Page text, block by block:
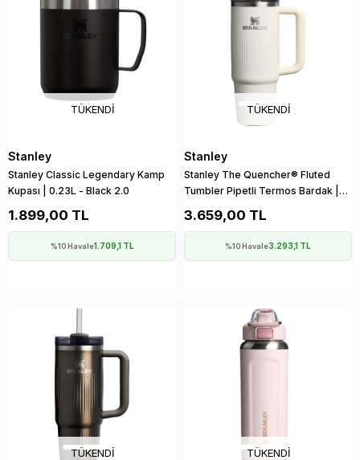
TÜKENDI
Stanley
Stanley Classic Legendary Kamp
Kupası | 0.23L - Black 2.0
1.899,00 TL
%10 Havale1.709,1 TL
TÜKENDI
Stanley
Stanley The Quencher® Fluted
Tumbler Pipetli Termos Bardak |
3.659,00 TL
%10 Havale3.293,1 TL
TÜKENDI TÜKENDI